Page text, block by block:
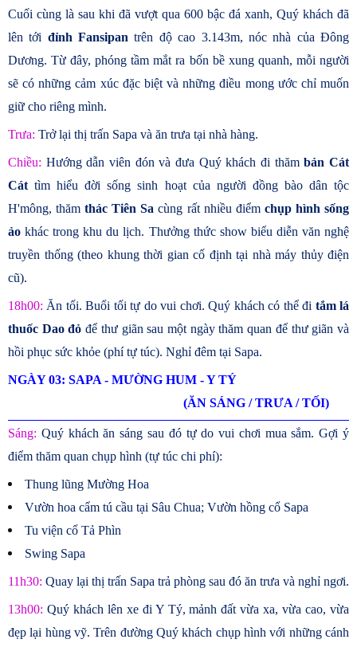
Cuối cùng là sau khi đã vượt qua 600 bậc đá xanh, Quý khách đã
lên tới đỉnh Fansipan trên độ cao 3.143m, nóc nhà của Đông
Dương. Từ đây, phóng tầm mắt ra bốn bề xung quanh, mỗi người
sẽ có những cảm xúc đặc biệt và những điều mong ước chỉ muốn
giữ cho riêng mình.
Trưa: Trở lại thị trấn Sapa và ăn trưa tại nhà hàng.
Chiều: Hướng dẫn viên đón và đưa Quý khách đi thămbản Cát
Cáttìm hiểu đời sống sinh hoạt của người đồng bào dân tộc
H'mông, thămthác Tiên Sa cùng rất nhiều điểm chụp hình sống
ảo khác trong khu du lịch. Thưởng thức show biểu diễn văn nghệ
truyền thống (theo khung thời gian cố định tại nhà máy thủy điện
cũ).
18h00: Ăn tối. Buổi tối tự do vui chơi. Quý khách có thể đi tắm lá
thuốc Dao đỏ để thư giãn sau một ngày thăm quan để thư giãn và
hồi phục sức khỏe (phí tự túc). Nghỉ đêm tại Sapa.
NGÀY 03: SAPA - MƯỜNG HUM - Y TÝ
(ĂN SÁNG / TRƯA / TỐI)
Sáng: Quý khách ăn sáng sau đó tự do vui chơi mua sắm. Gợi ý
điểm thăm quan chụp hình (tự túc chi phí):
Thung lũng Mường Hoa
Vườn hoa cẩm tú cầu tại Sâu Chua; Vườn hồng cổ Sapa
Tu viện cổ Tả Phìn
Swing Sapa
11h30: Quay lại thị trấn Sapa trả phòng sau đó ăn trưa và nghỉ ngơi.
13h00: Quý khách lên xe đi Y Tý, mảnh đất vừa xa, vừa cao, vừa
đẹp lại hùng vỹ. Trên đường Quý khách chụp hình với những cánh